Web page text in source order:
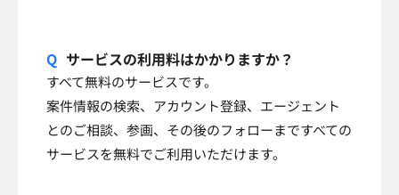
サービスの利用料はかかりますか？
すべて無料のサービスです。
案件情報の検索、アカウント登録、エージェント
とのご相談、参画、その後のフォローまですべての
サービスを無料でご利用いただけます。